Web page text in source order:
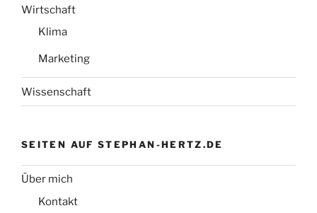
Wirtschaft
Klima
Marketing
Wissenschaft
SEITEN AUF STEPHAN-HERTZ.DE
Über mich
Kontakt